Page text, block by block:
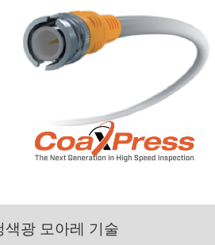
색광 모아레 기술